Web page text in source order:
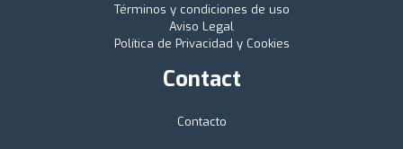
Términos y condiciones de uso
Aviso Legal
Política de Privacidad y Cookies
Contact
Contacto